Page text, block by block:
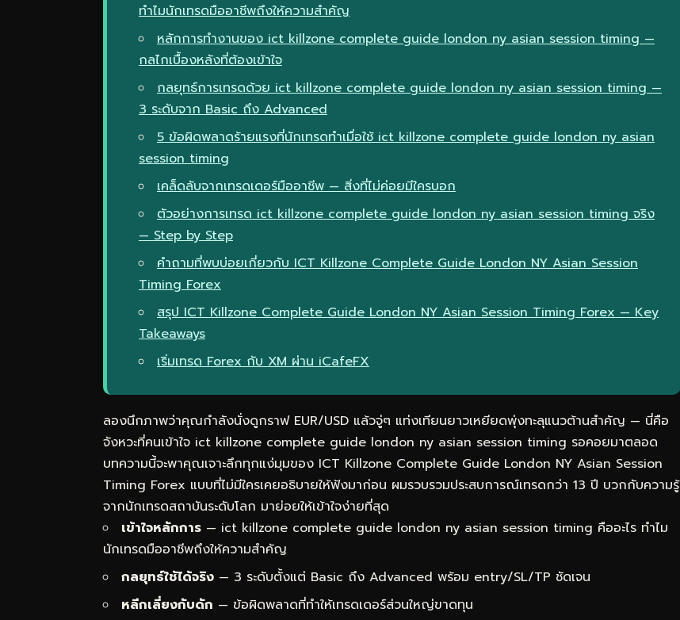
ทำไมนักเทรดมืออาชีพถึงให้ความสำคัญ
หลักการทำงานของ ict killzone complete guide london ny asian session timing —
กลไกเบื้องหลังที่ต้องเข้าใจ
กลยุทธ์การเทรดด้วย ict killzone complete guide london ny asian session timing —
3 ระดับจาก Basic ถึง Advanced
5 ข้อผิดพลาดร้ายแรงที่นักเทรดทำเมื่อใช้ ict killzone complete guide london ny asian
session timing
เคล็ดลับจากเทรดเดอร์มืออาชีพ — สิ่งที่ไม่ค่อยมีใครบอก
ตัวอย่างการเทรด ict killzone complete guide london ny asian session timing จริง
— Step by Step
คำถามที่พบบ่อยเกี่ยวกับ ICT Killzone Complete Guide London NY Asian Session
Timing Forex
สรุป ICT Killzone Complete Guide London NY Asian Session Timing Forex — Key
Takeaways
เริ่มเทรด Forex กับ XM ผ่าน iCafeFX
ลองนึกภาพว่าคุณกำลังนั่งดูกราฟ EUR/USD แล้วจู่ๆ แท่งเทียนยาวเหยียดพุ่งทะลุแนวต้านสำคัญ — นี่คือ
จังหวะที่คนเข้าใจ ict killzone complete guide london ny asian session timing รอคอยมาตลอด
บทความนี้จะพาคุณเจาะลึกทุกแง่มุมของ ICT Killzone Complete Guide London NY Asian Session
Timing Forex แบบที่ไม่มีใครเคยอธิบายให้ฟังมาก่อน ผมรวบรวมประสบการณ์เทรดกว่า 13 ปี บวกกับความรู้
จากนักเทรดสถาบันระดับโลก มาย่อยให้เข้าใจง่ายที่สุด
เข้าใจหลักการ — ict killzone complete guide london ny asian session timing คืออะไร ทำไม
นักเทรดมืออาชีพถึงให้ความสำคัญ
กลยุทธ์ใช้ได้จริง — 3 ระดับตั้งแต่ Basic ถึง Advanced พร้อม entry/SL/TP ชัดเจน
หลีกเลี่ยงกับดัก — ข้อผิดพลาดที่ทำให้เทรดเดอร์ส่วนใหญ่ขาดทุน